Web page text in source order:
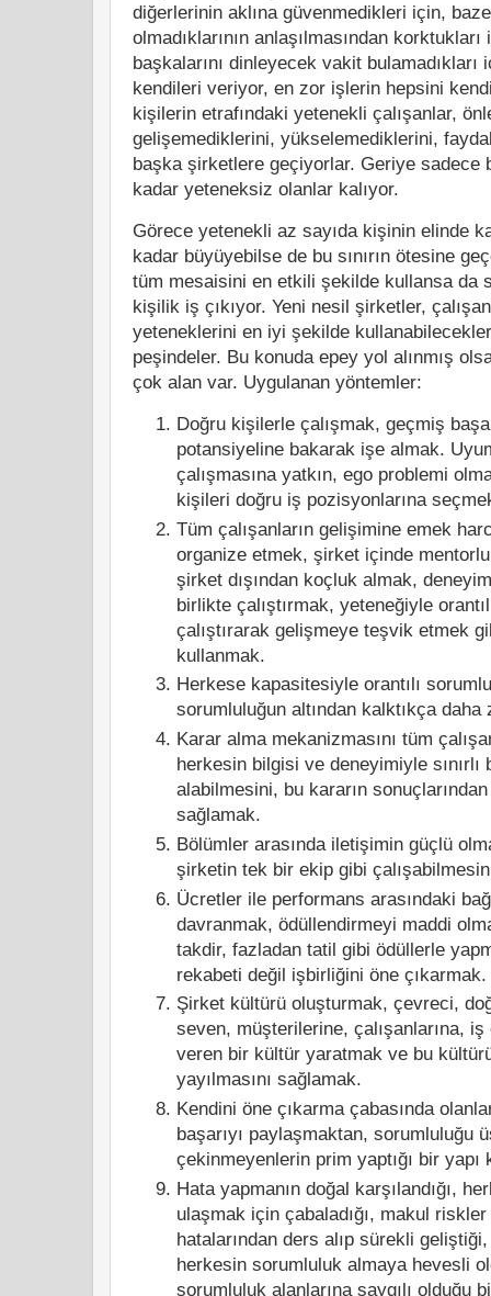
diğerlerinin aklına güvenmedikleri için,
olmadıklarının anlaşılmasından
başkalarını dinleyecek vakit bulamadıkları
kendileri veriyor, en zor işlerin hepsini
kişilerin etrafındaki yetenekli çalışanlar,
gelişemediklerini, yükselemediklerini,
başka şirketlere geçiyorlar. Geriye sadece
kadar yeteneksiz olanlar kalıyor.
Görece yetenekli az sayıda kişinin elinde
kadar büyüyebilse de bu sınırın ötesine
tüm mesaisini en etkili şekilde kullansa da
kişilik iş çıkıyor. Yeni nesil şirketler,
yeteneklerini en iyi şekilde
peşindeler. Bu konuda epey yol alınmış
çok alan var. Uygulanan yöntemler:
Doğru kişilerle çalışmak, geçmiş
potansiyeline bakarak işe almak.
çalışmasına yatkın, ego problemi
kişileri doğru iş pozisyonlarına
Tüm çalışanların gelişimine emek
organize etmek, şirket içinde
şirket dışından koçluk almak,
birlikte çalıştırmak, yeteneğiyle
çalıştırarak gelişmeye teşvik etmek
kullanmak.
Herkese kapasitesiyle orantılı
sorumluluğun altından kalktıkça
Karar alma mekanizmasını tüm
herkesin bilgisi ve deneyimiyle sınırlı
alabilmesini, bu kararın
sağlamak.
Bölümler arasında iletişimin güçlü
şirketin tek bir ekip gibi
Ücretler ile performans arasındaki
davranmak, ödüllendirmeyi maddi
takdir, fazladan tatil gibi ödüllerle
rekabeti değil işbirliğini öne çıkarmak.
Şirket kültürü oluşturmak, çevreci,
seven, müşterilerine, çalışanlarına, iş
veren bir kültür yaratmak ve bu
yayılmasını sağlamak.
Kendini öne çıkarma çabasında
başarıyı paylaşmaktan, sorumluluğu
çekinmeyenlerin prim yaptığı bir
Hata yapmanın doğal karşılandığı,
ulaşmak için çabaladığı, makul
hatalarından ders alıp sürekli
herkesin sorumluluk almaya hevesli
sorumluluk alanlarına saygılı olduğu